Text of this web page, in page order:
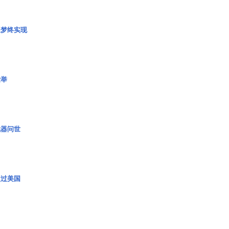
终实现
问世
美国